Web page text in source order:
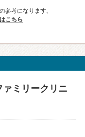
参考になります。
こちら
ミリークリニ